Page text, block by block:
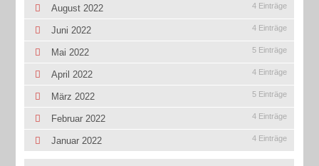
August 2022 4 Einträge
Juni 2022 4 Einträge
Mai 2022 5 Einträge
April 2022 4 Einträge
März 2022 5 Einträge
Februar 2022 4 Einträge
Januar 2022 4 Einträge